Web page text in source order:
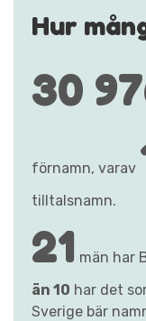
Hur
30
förnamn, varav
tilltalsnamn.
21 män har
än 10 har det
Sverige bär